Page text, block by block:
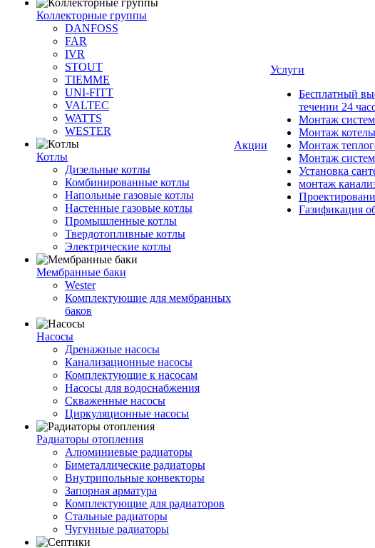
Коллекторные группы
DANFOSS
FAR
IVR
STOUT
TIEMME
UNI-FITT
VALTEC
WATTS
WESTER
Котлы
Дизельные котлы
Комбинированные котлы
Напольные газовые котлы
Настенные газовые котлы
Промышленные котлы
Твердотопливные котлы
Электрические котлы
Мембранные баки
Wester
Комплектуюшие для мембранных
баков
Насосы
Дренажные насосы
Канализационные насосы
Комплектующие к насосам
Насосы для водоснабжения
Скваженные насосы
Циркуляционные насосы
Радиаторы отопления
Алюминиевые радиаторы
Биметаллические радиаторы
Внутрипольные конвекторы
Запорная арматура
Комплектующие для радиаторов
Стальные радиаторы
Чугунные радиаторы
Акции
Услуги
Бесплатный
течении 24
Монтаж
Монтаж
Монтаж
Монтаж
Установка
монтаж
Газификация